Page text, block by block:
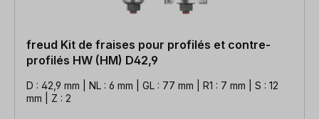
freud Kit de fraises pour profilés et contre-
profilés HW (HM) D42,9
D : 42,9 mm | NL : 6 mm | GL : 77 mm | R1 : 7 mm | S : 12
mm | Z : 2